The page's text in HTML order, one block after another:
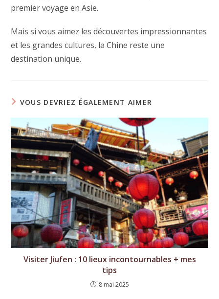
premier voyage en Asie.
Mais si vous aimez les découvertes impressionnantes
et les grandes cultures, la Chine reste une
destination unique.
VOUS DEVRIEZ ÉGALEMENT AIMER
Visiter Jiufen : 10 lieux incontournables + mes
tips
8 mai 2025